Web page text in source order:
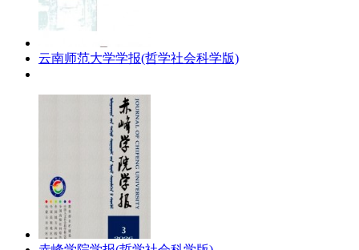
云南师范大学学报(哲学社会科学版)